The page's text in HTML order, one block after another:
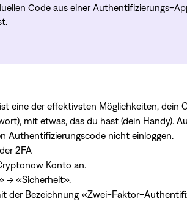
Code aus einer Authentifizierungs-
eine der effektivsten Möglichkeiten,
mit etwas, das du hast (dein Handy).
Authentifizierungscode nicht einloggen.
2FA
Konto an.
→ «Sicherheit».
der Bezeichnung «Zwei-Faktor-